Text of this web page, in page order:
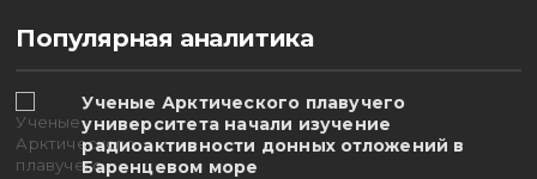
Популярная аналитика
Ученые Арктического плавучего
университета начали изучение
радиоактивности донных отложений в
Баренцевом море